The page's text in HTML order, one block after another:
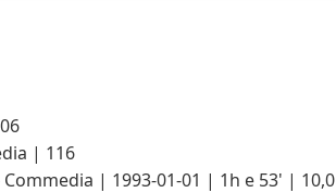
| 116
Commedia | 1993-01-01 | 1h e 53' | 10,0